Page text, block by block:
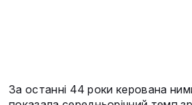
За останні 44 роки керована